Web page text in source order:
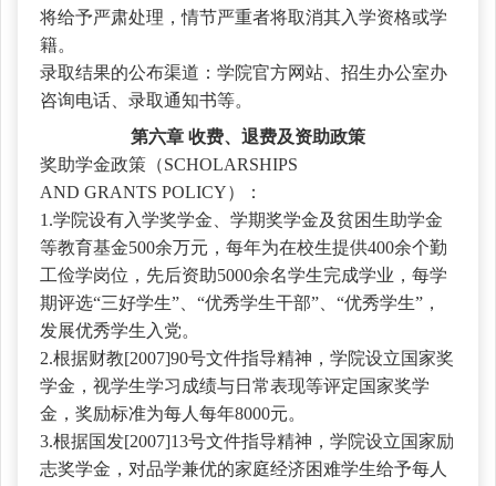
将给予严肃处理，情节严重者将取消其入学资格或学
籍。
录取结果的公布渠道：学院官方网站、招生办公室办
咨询电话、录取通知书等。
第六章 收费、退费及资助政策
奖助学金政策（SCHOLARSHIPS
AND GRANTS POLICY）：
1.学院设有入学奖学金、学期奖学金及贫困生助学金
等教育基金500余万元，每年为在校生提供400余个勤
工俭学岗位，先后资助5000余名学生完成学业，每学
期评选“三好学生”、“优秀学生干部”、“优秀学生”，
发展优秀学生入党。
2.根据财教[2007]90号文件指导精神，学院设立国家奖
学金，视学生学习成绩与日常表现等评定国家奖学
金，奖励标准为每人每年8000元。
3.根据国发[2007]13号文件指导精神，学院设立国家励
志奖学金，对品学兼优的家庭经济困难学生给予每人